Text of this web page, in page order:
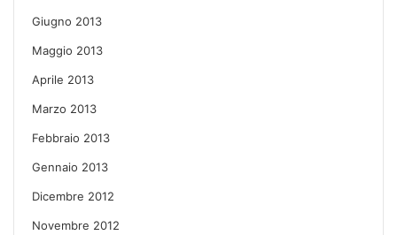
Giugno 2013
Maggio 2013
Aprile 2013
Marzo 2013
Febbraio 2013
Gennaio 2013
Dicembre 2012
Novembre 2012